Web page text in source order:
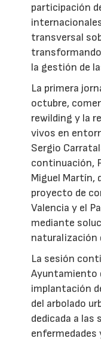
participación
transversal
la gestión de
La primera
octubre,
rewilding y la
vivos en
Sergio
continuación,
Miguel Martín,
proyecto de
Valencia y el
mediante
naturalización
La sesión
Ayuntamiento
implantación
del arbolado
dedicada a las
enfermedades